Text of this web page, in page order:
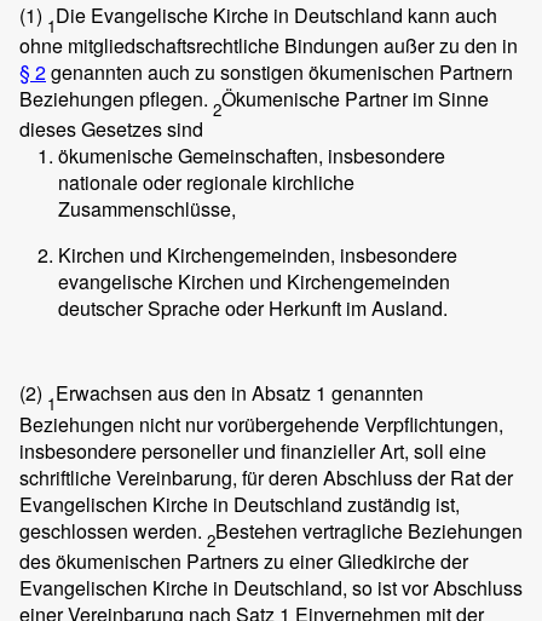
(1) 1Die Evangelische Kirche in Deutschland kann auch
ohne mitgliedschaftsrechtliche Bindungen außer zu den in
§ 2genannten auch zu sonstigen ökumenischen Partnern
Beziehungen pflegen. 2Ökumenische Partner im Sinne
dieses Gesetzes sind
ökumenische Gemeinschaften, insbesondere
nationale oder regionale kirchliche
Zusammenschlüsse,
Kirchen und Kirchengemeinden, insbesondere
evangelische Kirchen und Kirchengemeinden
deutscher Sprache oder Herkunft im Ausland.
(2) 1Erwachsen aus den in Absatz 1 genannten
Beziehungen nicht nur vorübergehende Verpflichtungen,
insbesondere personeller und finanzieller Art, soll eine
schriftliche Vereinbarung, für deren Abschluss der Rat der
Evangelischen Kirche in Deutschland zuständig ist,
geschlossen werden. 2Bestehen vertragliche Beziehungen
des ökumenischen Partners zu einer Gliedkirche der
Evangelischen Kirche in Deutschland, so ist vor Abschluss
einer Vereinbarung nach Satz 1 Einvernehmen mit der